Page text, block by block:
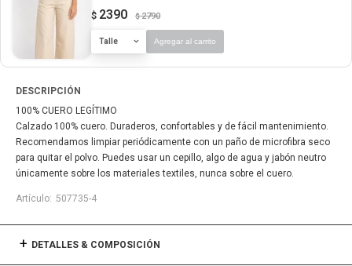
$ 2390 $ 2790
Talle Agregar al carrito
DESCRIPCIÓN
100% CUERO LEGÍTIMO
Calzado 100% cuero. Duraderos, confortables y de fácil mantenimiento.
Recomendamos limpiar periódicamente con un paño de microfibra seco
para quitar el polvo. Puedes usar un cepillo, algo de agua y jabón neutro
únicamente sobre los materiales textiles, nunca sobre el cuero.
507735-4
DETALLES & COMPOSICIÓN